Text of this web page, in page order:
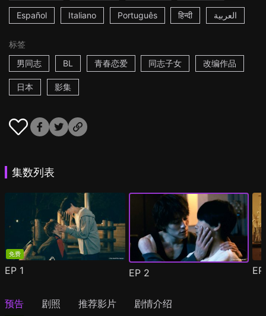
Español Italiano Português हिन्दी العربية
标签
男同志
BL 青春恋爱 同志子女 改编作品
日本 影集
集数列表
免费
EP 1 EP 2
预告 剧照 推荐影片 剧情介绍